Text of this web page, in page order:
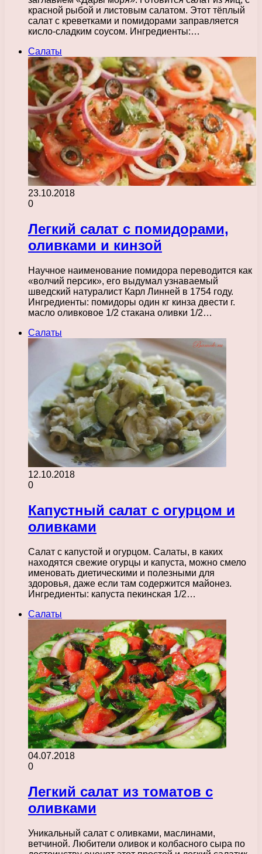
красной рыбой и листовым салатом. Этот тёплый
салат с креветками и помидорами заправляется
кисло-сладким соусом. Ингредиенты:…
Салаты
23.10.2018
0
Легкий салат с помидорами,
оливками и кинзой
Научное наименование помидора переводится как
«волчий персик», его выдумал узнаваемый
шведский натуралист Карл Линней в 1754 году.
Ингредиенты: помидоры один кг кинза двести г.
масло оливковое 1/2 стакана оливки 1/2…
Салаты
12.10.2018
0
Капустный салат с огурцом и
оливками
Салат с капустой и огурцом. Салаты, в каких
находятся свежие огурцы и капуста, можно смело
именовать диетическими и полезными для
здоровья, даже если там содержится майонез.
Ингредиенты: капуста пекинская 1/2…
Салаты
04.07.2018
0
Легкий салат из томатов с
оливками
Уникальный салат с оливками, маслинами,
ветчиной. Любители оливок и колбасного сыра по